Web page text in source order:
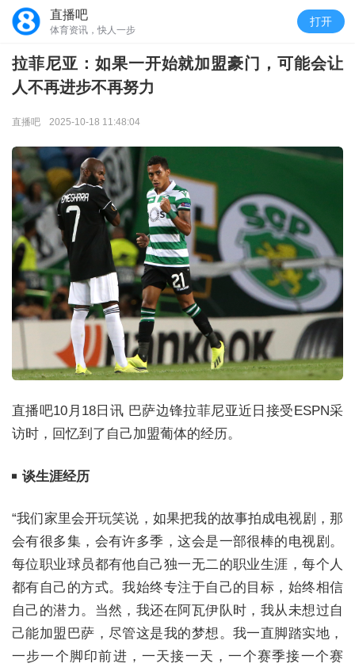
直播吧
体育资讯，快人一步
打开
拉菲尼亚：如果一开始就加盟豪门，可能会让
人不再进步不再努力
直播吧 2025-10-18 11:48:04
直播吧10月18日讯 巴萨边锋拉菲尼亚近日接受ESPN采
访时，回忆到了自己加盟葡体的经历。
谈生涯经历
“我们家里会开玩笑说，如果把我的故事拍成电视剧，那
会有很多集，会有许多季，这会是一部很棒的电视剧。
每位职业球员都有他自己独一无二的职业生涯，每个人
都有自己的方式。我始终专注于自己的目标，始终相信
自己的潜力。当然，我还在阿瓦伊队时，我从未想过自
己能加盟巴萨，尽管这是我的梦想。我一直脚踏实地，
一步一个脚印前进，一天接一天，一个赛季接一个赛